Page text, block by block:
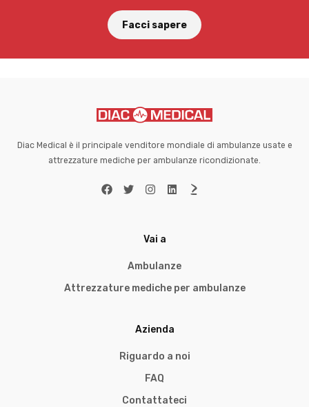
Facci sapere
Diac Medical è il principale venditore mondiale di ambulanze usate e
attrezzature mediche per ambulanze ricondizionate.
Vai a
Ambulanze
Attrezzature mediche per ambulanze
Azienda
Riguardo a noi
FAQ
Contattateci